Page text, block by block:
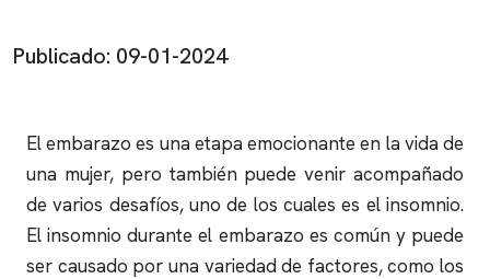
Publicado: 09-01-2024
El embarazo es una etapa emocionante en la vida de
una mujer, pero también puede venir acompañado
de varios desafíos, uno de los cuales es el insomnio.
Elinsomnio durante el embarazo es común y puede
ser causado por una variedad de factores, como los